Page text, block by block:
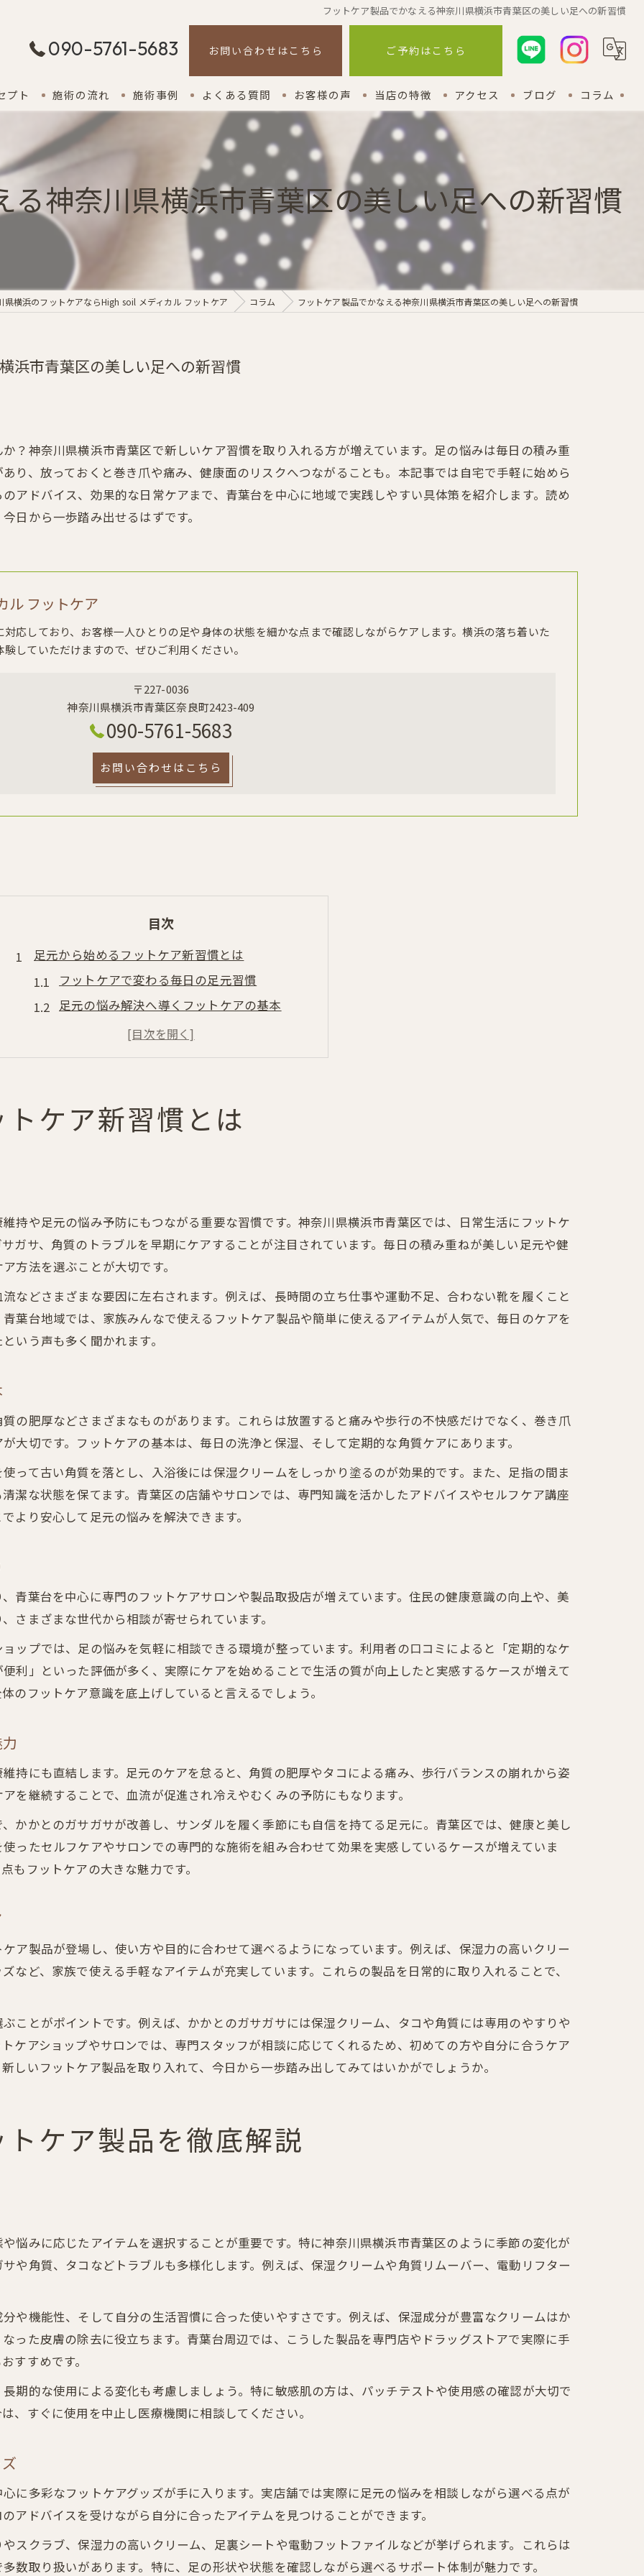
フットケア製品でかなえる神奈川県横浜市青葉区の美しい足への新習慣
090-5761-5683 お問い合わせはこちら ご予約はこちら
プト 施術の流れ 施術事例 よくある質問 お客様の声 当店の特徴
外反母趾
巻き爪
インソール
関節痛
アフターフォロー
アクセス
漫画特集
ブログ コラム
る神奈川県横浜市青葉区の美しい足への新習慣
県横浜のフットケアならHigh soil メディカル フットケア コラム フットケア製品でかなえる神奈川県横浜市青葉区の美しい足への新習慣
浜市青葉区の美しい足への新習慣
？神奈川県横浜市青葉区で新しいケア習慣を取り入れる方が増えています。足の悩みは毎日の積み重
り、放っておくと巻き爪や痛み、健康面のリスクへつながることも。本記事では自宅で手軽に始めら
アドバイス、効果的な日常ケアまで、青葉台を中心に地域で実践しやすい具体策を紹介します。読め
日から一歩踏み出せるはずです。
ル フットケア
対応しており、お客様一人ひとりの足や身体の状態を細かな点まで確認しながらケアします。横浜の落ち着いた
していただけますので、ぜひご利用ください。
〒227-0036
神奈川県横浜市青葉区奈良町2423-409
090-5761-5683
お問い合わせはこちら
目次
足元から始めるフットケア新習慣とは
フットケアで変わる毎日の足元習慣
足元の悩み解決へ導くフットケアの基本
青葉区で広がるフットケア意識の高まり
健康と美しさを両立するフットケアの魅力
青葉区で話題のフットケア製品を徹底解説
最新フットケア製品の選び方と効果
自宅で使えるフットケア製品の特徴まとめ
自宅で簡単！美しい足へ導くケア法
フットケア製品で叶える簡単ホームケア
美しい足元のためのフットケア習慣術
青葉区女性に広がるかかとケアの新常識
自宅フットケアでつるつるかかとを実現
フットケアで憧れの美しい足元へ近づく
自分に合うフットケア製品の見極めポイント
日常使いに最適なフットケア製品の特徴
フットケア製品で健康的な爪と足を守る
青葉区女性におすすめのトラブル予防法
ケア新習慣とは
持や足元の悩み予防にもつながる重要な習慣です。神奈川県横浜市青葉区では、日常生活にフットケ
ガサ、角質のトラブルを早期にケアすることが注目されています。毎日の積み重ねが美しい足元や健
方法を選ぶことが大切です。
などさまざまな要因に左右されます。例えば、長時間の立ち仕事や運動不足、合わない靴を履くこと
葉台地域では、家族みんなで使えるフットケア製品や簡単に使えるアイテムが人気で、毎日のケアを
いう声も多く聞かれます。
の肥厚などさまざまなものがあります。これらは放置すると痛みや歩行の不快感だけでなく、巻き爪
大切です。フットケアの基本は、毎日の洗浄と保湿、そして定期的な角質ケアにあります。
って古い角質を落とし、入浴後には保湿クリームをしっかり塗るのが効果的です。また、足指の間ま
潔な状態を保てます。青葉区の店舗やサロンでは、専門知識を活かしたアドバイスやセルフケア講座
より安心して足元の悩みを解決できます。
青葉台を中心に専門のフットケアサロンや製品取扱店が増えています。住民の健康意識の向上や、美
さまざまな世代から相談が寄せられています。
ップでは、足の悩みを気軽に相談できる環境が整っています。利用者の口コミによると「定期的なケ
利」といった評価が多く、実際にケアを始めることで生活の質が向上したと実感するケースが増えて
のフットケア意識を底上げしていると言えるでしょう。
持にも直結します。足元のケアを怠ると、角質の肥厚やタコによる痛み、歩行バランスの崩れから姿
を継続することで、血流が促進され冷えやむくみの予防にもなります。
かかとのガサガサが改善し、サンダルを履く季節にも自信を持てる足元に。青葉区では、健康と美し
ったセルフケアやサロンでの専門的な施術を組み合わせて効果を実感しているケースが増えていま
もフットケアの大きな魅力です。
ア製品が登場し、使い方や目的に合わせて選べるようになっています。例えば、保湿力の高いクリー
など、家族で使える手軽なアイテムが充実しています。これらの製品を日常的に取り入れることで、
ことがポイントです。例えば、かかとのガサガサには保湿クリーム、タコや角質には専用のやすりや
ケアショップやサロンでは、専門スタッフが相談に応じてくれるため、初めての方や自分に合うケア
しいフットケア製品を取り入れて、今日から一歩踏み出してみてはいかがでしょうか。
ケア製品を徹底解説
悩みに応じたアイテムを選択することが重要です。特に神奈川県横浜市青葉区のように季節の変化が
や角質、タコなどトラブルも多様化します。例えば、保湿クリームや角質リムーバー、電動リフター
や機能性、そして自分の生活習慣に合った使いやすさです。例えば、保湿成分が豊富なクリームはか
った皮膚の除去に役立ちます。青葉台周辺では、こうした製品を専門店やドラッグストアで実際に手
すすめです。
期的な使用による変化も考慮しましょう。特に敏感肌の方は、パッチテストや使用感の確認が大切で
、すぐに使用を中止し医療機関に相談してください。
に多彩なフットケアグッズが手に入ります。実店舗では実際に足元の悩みを相談しながら選べる点が
アドバイスを受けながら自分に合ったアイテムを見つけることができます。
スクラブ、保湿力の高いクリーム、足裏シートや電動フットファイルなどが挙げられます。これらは
数取り扱いがあります。特に、足の形状や状態を確認しながら選べるサポート体制が魅力です。
お問い合わせはこちら
お問い合わせはこちら